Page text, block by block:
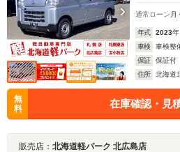
通常ローン 月
年式 2023年
車検
車検整
保証
保証付
住所
北海道
無
料
在庫確認・見
販売店： 北海道軽パーク 北広島店